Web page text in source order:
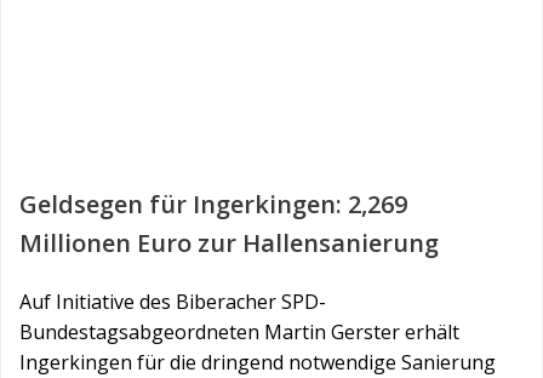
Geldsegen für Ingerkingen: 2,269
Millionen Euro zur Hallensanierung
Auf Initiative des Biberacher SPD-
Bundestagsabgeordneten Martin Gerster erhält
Ingerkingen für die dringend notwendige Sanierung